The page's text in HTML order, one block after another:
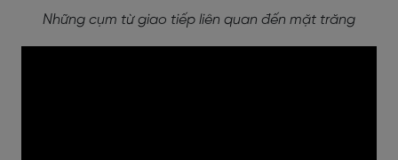
Những cụm từ giao tiếp liên quan đến mặt trăng